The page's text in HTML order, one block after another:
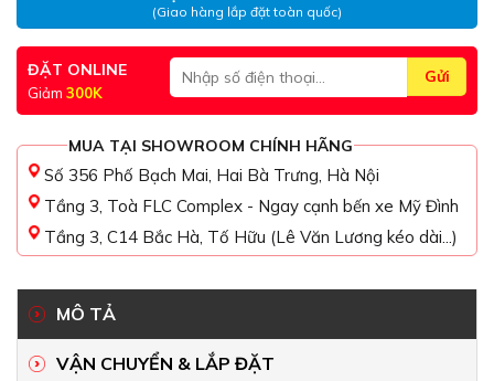
(Giao hàng lắp đặt toàn quốc)
ĐẶT ONLINE
Giảm 300K
MUA TẠI SHOWROOM CHÍNH HÃNG
Số 356 Phố Bạch Mai, Hai Bà Trưng, Hà Nội
Tầng 3, Toà FLC Complex - Ngay cạnh bến xe Mỹ Đình
Tầng 3, C14 Bắc Hà, Tố Hữu (Lê Văn Lương kéo dài...)
MÔ TẢ
VẬN CHUYỂN & LẮP ĐẶT